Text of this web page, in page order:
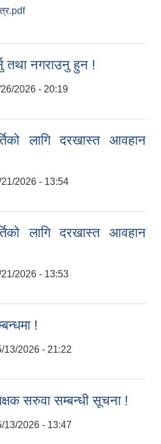
तथा नगराउनु हुन !
2026 - 20:19
लागि दरखास्त आवहान
2026 - 13:54
लागि दरखास्त आवहान
2026 - 13:53
!
13/2026 - 21:22
सरुवा सम्बन्धी सूचना !
13/2026 - 13:47